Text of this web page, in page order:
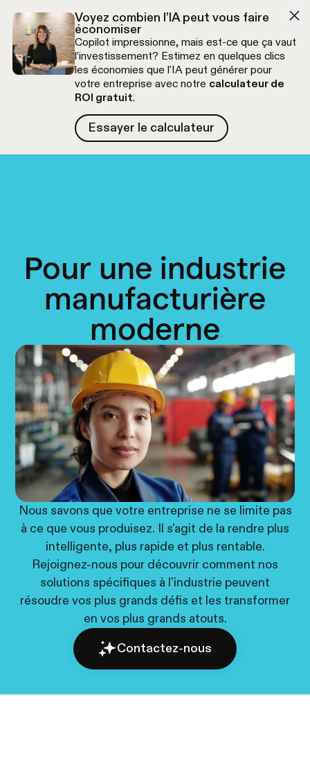
Voyez combien l’IA peut vous faire
économiser
Copilot impressionne, mais est-ce que ça vaut
l’investissement? Estimez en quelques clics
les économies que l'IA peut générer pour
votre entreprise avec notre calculateur de
ROI gratuit.
Essayer le calculateur
Essayer le calculateur
Pour une industrie
manufacturière
moderne
Nous savons que votre entreprise ne se limite pas
à ce que vous produisez. Il s'agit de la rendre plus
intelligente, plus rapide et plus rentable.
Rejoignez-nous pour découvrir comment nos
solutions spécifiques à l'industrie peuvent
résoudre vos plus grands défis et les transformer
en vos plus grands atouts.
Contactez-nous